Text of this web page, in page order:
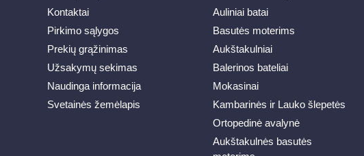
Kontaktai
Pirkimo sąlygos
Prekių grąžinimas
Užsakymų sekimas
Naudinga informacija
Svetainės žemėlapis
Auliniai batai
Basutės moterims
Aukštakulniai
Balerinos bateliai
Mokasinai
Kambarinės ir Lauko šlepetės
Ortopedinė avalynė
Aukštakulnės basutės